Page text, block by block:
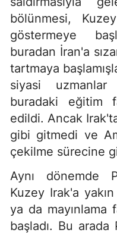
bölünmesi,
göstermeye
buradan İran'a
tartmaya
siyasi
buradaki eğitim
edildi. Ancak
gibi gitmedi ve
çekilme sürecine
Aynı dönemde
Kuzey Irak'a
ya da mayınlama
başladı. Bu arada